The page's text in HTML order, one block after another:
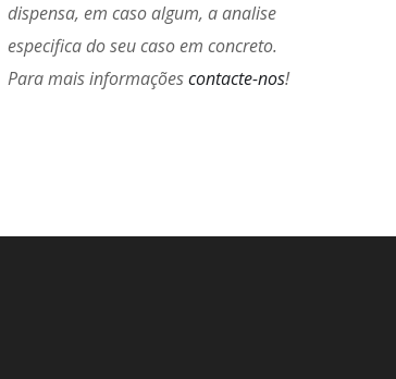
dispensa, em caso algum, a analise
especifica do seu caso em concreto.
Para mais informaçõescontacte-nos!